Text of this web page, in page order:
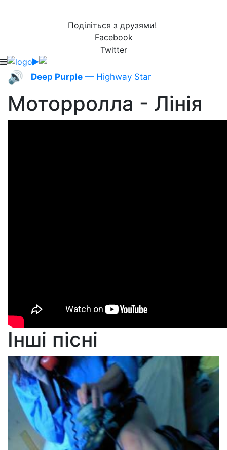
Поділіться з друзями!
Facebook
Twitter
🔊 Deep Purple — Highway Star
Моторролла - Лінія
Інші пісні